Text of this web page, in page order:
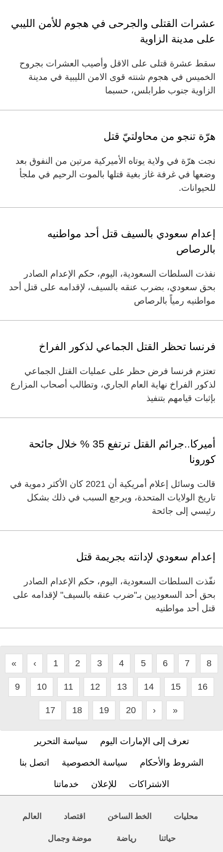
عشرات القتلى والجرحى في هجوم للأمن الليبي
على مدينة الزاوية
سقط عشرة قتلى على الاقل وأصيب العشرات بجروح
الخميس في هجوم شنته قوى الامن الليبية في مدينة
الزاوية جنوب طرابلس، حسبما
هرّة تنجو من محاولتيّ قتل
نجت هرّة في ولاية يوتاه الأميركية مرتين من النفوق بعد
وضعها في غرفة غاز بغية قتلها بالموت الرحيم في ملجأ
للحيوانات.
إعدام سعودي بالسيف قتل أحد مواطنيه
بالرصاص
نفذت السلطات السعودية، اليوم، حكم الإعدام الصادر
بحق سعودي، بضرب عنقه بالسيف، لإقدامه على قتل أحد
مواطنيه رمياً بالرصاص
فرنسا تحظر القتل الجماعي لذكور الفراخ
تعتزم فرنسا فرض حظر على عمليات القتل الجماعي
لذكور الفراخ نهاية العام الجاري، وتطالب أصحاب المزارع
بإثبات قيامهم بتنفيذ
أميركا..جرائم القتل ترتفع 35 % خلال جائحة
كورونا
قالت وسائل إعلام أمريكية أن 2021 كان الأكثر دموية في
تاريخ الولايات المتحدة، ويرجع السبب في ذلك بشكل
رئيسي إلى جائحة
إعدام سعودي لإدانته بجريمة قتل
نفّذت السلطات السعودية، اليوم، حكم الإعدام الصادر
بحق أحد السعوديين بـ"ضرب عنقه بالسيف" لإقدامه على
قتل أحد مواطنيه
« ‹ 1 2 3 4 5 6 7 8
9 10 11 12 13 14 15 16
17 18 19 20 › »
تعرف إلى الإمارات اليوم سياسة التحرير
الشروط والأحكام سياسة الخصوصية اتصل بنا
الاشتراكات للإعلان خدماتنا
محليات الخط الساخن اقتصاد العالم
حياتنا رياضة موضة وجمال